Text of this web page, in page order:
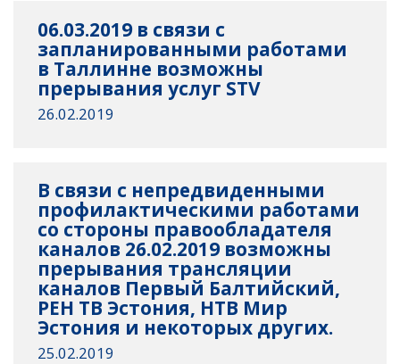
06.03.2019 в связи с
запланированными работами
в Таллинне возможны
прерывания услуг STV
26.02.2019
В связи с непредвиденными
профилактическими работами
со стороны правообладателя
каналов 26.02.2019 возможны
прерывания трансляции
каналов Первый Балтийский,
РЕН ТВ Эстония, НТВ Мир
Эстония и некоторых других.
25.02.2019